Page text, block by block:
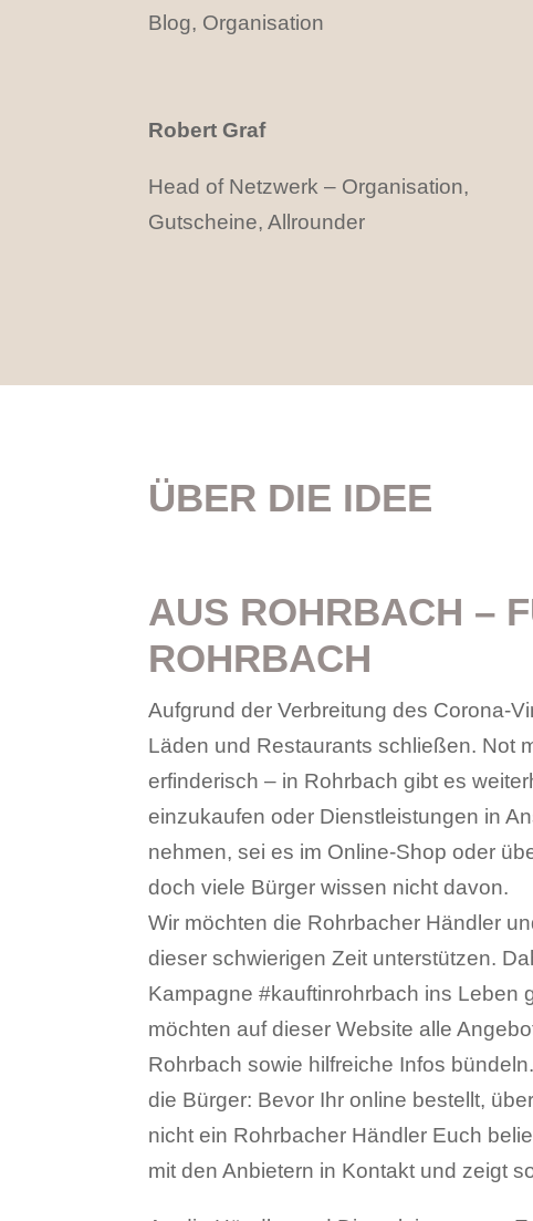
Blog, Organisation
Robert Graf
Head of Netzwerk – Organisation,
Gutscheine, Allrounder
ÜBER DIE IDEE
AUS ROHRBACH –
ROHRBACH
Aufgrund der Verbreitung des Corona-
Läden und Restaurants schließen. Not
erfinderisch – in Rohrbach gibt es
einzukaufen oder Dienstleistungen in
nehmen, sei es im Online-Shop oder
doch viele Bürger wissen nicht davon.
Wir möchten die Rohrbacher Händler
dieser schwierigen Zeit unterstützen.
Kampagne #kauftinrohrbach ins Leben
möchten auf dieser Website alle
Rohrbach sowie hilfreiche Infos
die Bürger: Bevor Ihr online bestellt,
nicht ein Rohrbacher Händler Euch
mit den Anbietern in Kontakt und zeigt